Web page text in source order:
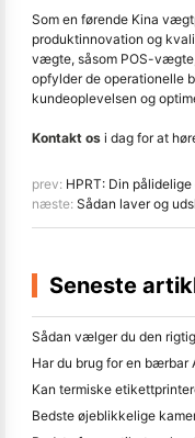
Som en førende Kina
produktinnovation og
vægte, såsom POS-
opfylder de operationelle
kundeoplevelsen og
Kontakt os i dag for at
prev: HPRT: Din
næste: Sådan laver og
Seneste